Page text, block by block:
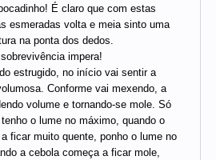
É claro que com estas
esmeradas volta e meia sinto uma
na ponta dos dedos.
impera!
estrugido, no início vai sentir a
Conforme vai mexendo, a
volume e tornando-se mole. Só
o lume no máximo, quando o
ficar muito quente, ponho o lume no
a cebola começa a ficar mole,